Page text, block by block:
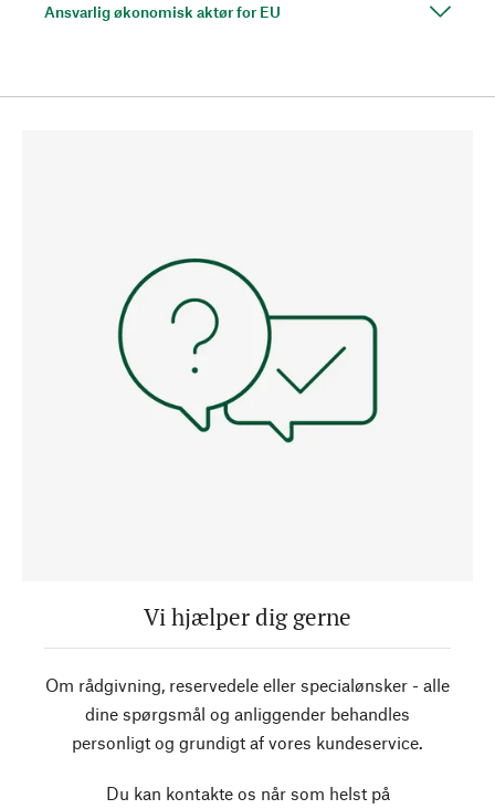
Ansvarlig økonomisk aktør for EU
Vi hjælper dig gerne
Om rådgivning, reservedele eller specialønsker - alle
dine spørgsmål og anliggender behandles
personligt og grundigt af vores kundeservice.
Du kan kontakte os når som helst på